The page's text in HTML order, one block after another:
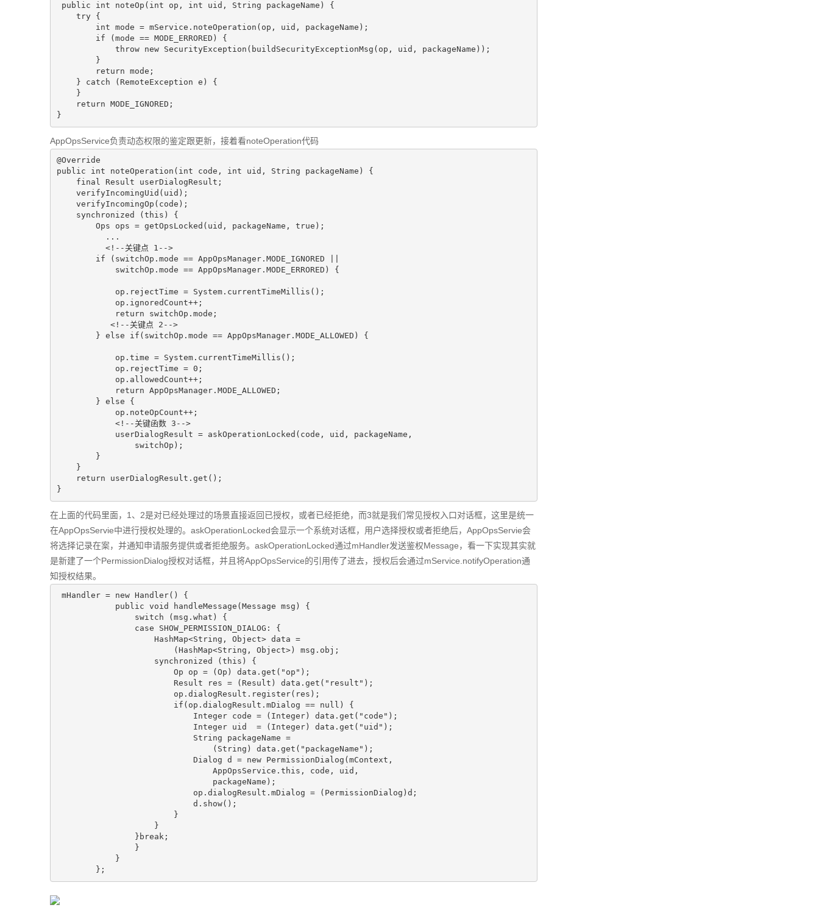
public int noteOp ( int op, int uid, String packageName)
{
try {
int mode = mService.noteOperation(op, uid, packageName);
if (mode == MODE_ERRORED) {
throw
new SecurityException (buildSecurityExceptionMsg(op, uid, packageName) ) ;
return mode;
    }
catch (RemoteException e) {
return MODE_IGNORED;
AppOpsService负责动态权限的鉴定跟更新，接着看noteOperation代码
@Override
public int noteOperation(int code, int uid, String packageName) {
<!--关键点 1-->
<!--关键点 2-->
<!--关键函数 3-->
在上面的代码里面，1、2是对已经处理过的场景直接返回已授权，或者已经拒绝，而3就是我们常见授权入口对话框，这里是统一
在AppOpsServie中进行授权处理的。askOperationLocked会显示一个系统对话框，用户选择授权或者拒绝后，AppOpsServie会
将选择记录在案，并通知申请服务提供或者拒绝服务。askOperationLocked通过mHandler发送鉴权Message，看一下实现其实就
是新建了一个PermissionDialog授权对话框，并且将AppOpsService的引用传了进去，授权后会通过mService.notifyOperation通
知授权结果。
mHandler = new Handler() {
public void handleMessage (Message msg)
{
switch (msg.what) {
case SHOW_PERMISSION_DIALOG: {
                    synchronized (
this ) {
                        Op op = (Op) data.
get ( "op" );
                        Result res = (Result) data.
get ( "result" );
if (op.dialogResult.mDialog == null ) {
                            Integer code = (Integer) data.
get ( "code" );
                            Integer uid  = (Integer) data.
get ( "uid" );
                                (String) data.
get ( "packageName" );
                            Dialog d =
new PermissionDialog(mContext,
                                AppOpsService.
this , code, uid,
                }
break;